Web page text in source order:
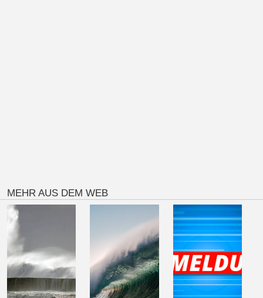
MEHR AUS DEM WEB